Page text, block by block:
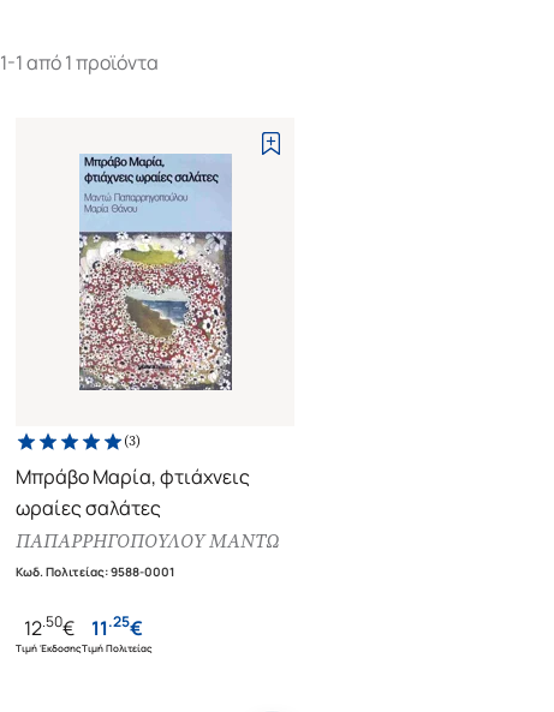
1-1 από 1 προϊόντα
(3)
Μπράβο Μαρία, φτιάχνεις
ωραίες σαλάτες
ΠΑΠΑΡΡΗΓΟΠΟΥΛΟΥ ΜΑΝΤΩ
Κωδ. Πολιτείας:9588-0001
12.50€
Τιμή Έκδοσης
11.25€
Τιμή Πολιτείας